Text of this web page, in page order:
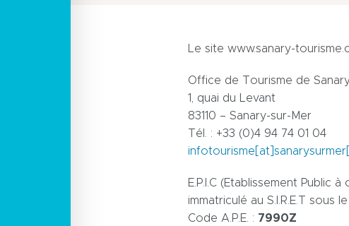
Le site www.sanary-
Office de Tourisme de
1, quai du Levant
83110 – Sanary-sur-Mer
Tél. : +33 (0)4 94 74 01 04
E.P.I.C (Etablissement Public
immatriculé au S.I.R.E.T sous le
Code A.P.E. : 7990Z